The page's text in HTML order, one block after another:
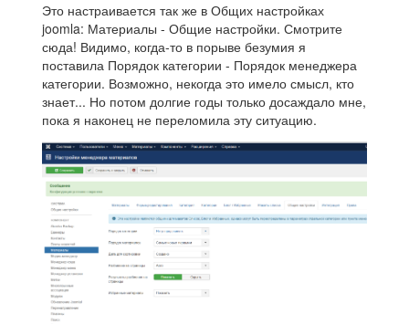
Это настраивается так же в Общих настройках
joomla: Материалы - Общие настройки. Смотрите
сюда! Видимо, когда-то в порыве безумия я
поставила Порядок категории - Порядок менеджера
категории. Возможно, некогда это имело смысл, кто
знает... Но потом долгие годы только досаждало мне,
пока я наконец не переломила эту ситуацию.